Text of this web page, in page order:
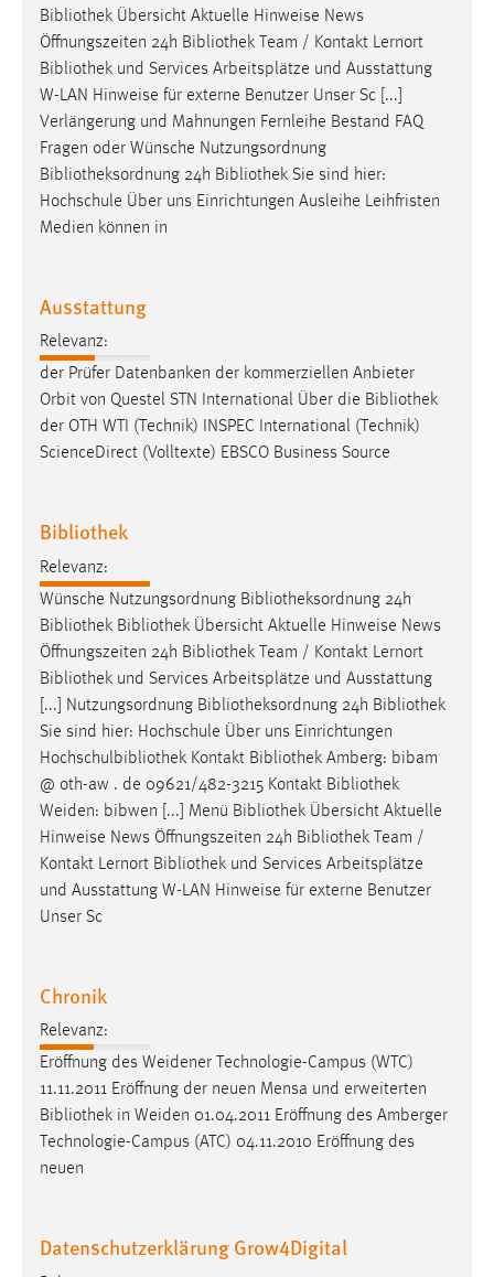
Bibliothek Übersicht Aktuelle Hinweise News
Öffnungszeiten 24h Bibliothek Team / Kontakt Lernort
Bibliothek und Services Arbeitsplätze und Ausstattung
W-LAN Hinweise für externe Benutzer Unser Sc [...]
Verlängerung und Mahnungen Fernleihe Bestand FAQ
Fragen oder Wünsche Nutzungsordnung
Bibliotheksordnung 24h Bibliothek Sie sind hier:
Hochschule Über uns Einrichtungen Ausleihe Leihfristen
Medien können in
Ausstattung
Relevanz:
der Prüfer Datenbanken der kommerziellen Anbieter
Orbit von Questel STN International Über die Bibliothek
der OTH WTI (Technik) INSPEC International (Technik)
ScienceDirect (Volltexte) EBSCO Business Source
Bibliothek
Relevanz:
Wünsche Nutzungsordnung Bibliotheksordnung 24h
Bibliothek Bibliothek Übersicht Aktuelle Hinweise News
Öffnungszeiten 24h Bibliothek Team / Kontakt Lernort
Bibliothek und Services Arbeitsplätze und Ausstattung
[...] Nutzungsordnung Bibliotheksordnung 24h Bibliothek
Sie sind hier: Hochschule Über uns Einrichtungen
Hochschulbibliothek Kontakt Bibliothek Amberg: bibam
@ oth-aw . de 09621/482-3215 Kontakt Bibliothek
Weiden: bibwen [...] Menü Bibliothek Übersicht Aktuelle
Hinweise News Öffnungszeiten 24h Bibliothek Team /
Kontakt Lernort Bibliothek und Services Arbeitsplätze
und Ausstattung W-LAN Hinweise für externe Benutzer
Unser Sc
Chronik
Relevanz:
Eröffnung des Weidener Technologie-Campus (WTC)
11.11.2011 Eröffnung der neuen Mensa und erweiterten
Bibliothek in Weiden 01.04.2011 Eröffnung des Amberger
Technologie-Campus (ATC) 04.11.2010 Eröffnung des
neuen
Datenschutzerklärung Grow4Digital
STATISTIK
Statistik Cookies erfassen Informationen anonym.
Diese Informationen helfen uns zu verstehen, wie
unsere Besucher unsere Website nutzen.
Matomo
Name:
_pk_ref, _pk_cvar, _pk_id, _pk_ses
Max. 13 Monate
MARKETING
Sie tun dies, indem sie Besucher über Websites
Google Ads
Name:
_gcl_au
Anbieter:
Google Ireland Limited
Zweck:
Conversion-Tracking
Cookie Laufzeit:
3 Monate
_fbp
Anbieter:
Facebook
Zweck:
Conversion-Tracking
Cookie Laufzeit: